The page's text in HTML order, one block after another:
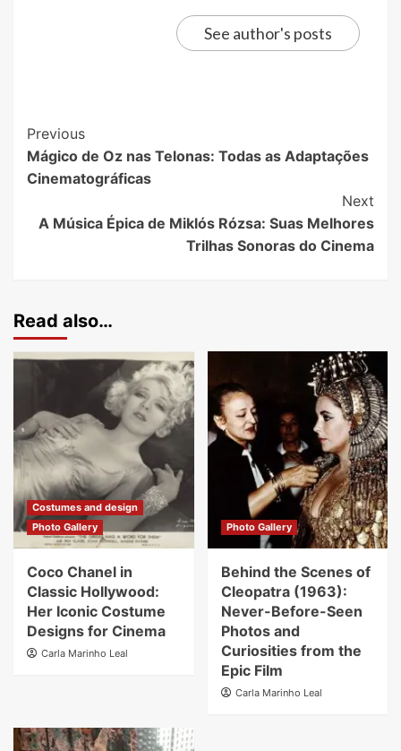
See author's posts
Previous
Mágico de Oz nas Telonas: Todas as Adaptações
Cinematográficas
Next
A Música Épica de Miklós Rózsa: Suas Melhores
Trilhas Sonoras do Cinema
Read also…
Costumes and design
Photo Gallery
Coco Chanel in
Classic Hollywood:
Her Iconic Costume
Designs for Cinema
Carla Marinho Leal
Photo Gallery
Behind the Scenes of
Cleopatra (1963):
Never-Before-Seen
Photos and
Curiosities from the
Epic Film
Carla Marinho Leal